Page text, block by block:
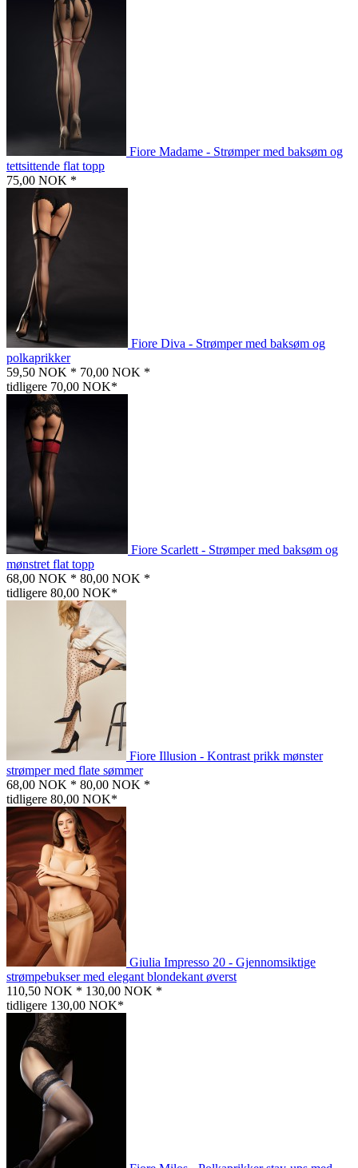
Fiore Madame - Strømper med baksøm og
tettsittende flat topp
75,00 NOK *
Fiore Diva - Strømper med baksøm og
polkaprikker
59,50 NOK * 70,00 NOK *
tidligere 70,00 NOK*
Fiore Scarlett - Strømper med baksøm og
mønstret flat topp
68,00 NOK * 80,00 NOK *
tidligere 80,00 NOK*
Fiore Illusion - Kontrast prikk mønster
strømper med flate sømmer
68,00 NOK * 80,00 NOK *
tidligere 80,00 NOK*
Giulia Impresso 20 - Gjennomsiktige
strømpebukser med elegant blondekant øverst
110,50 NOK * 130,00 NOK *
tidligere 130,00 NOK*